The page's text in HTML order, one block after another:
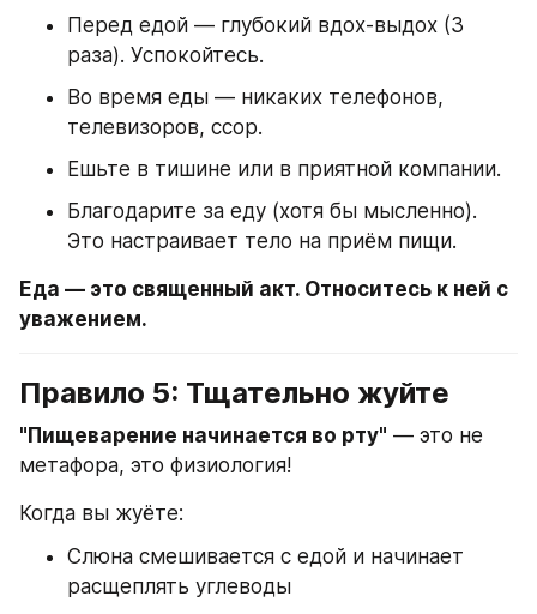
Перед едой — глубокий вдох-выдох (3
раза). Успокойтесь.
Во время еды — никаких телефонов,
телевизоров, ссор.
Ешьте в тишине или в приятной компании.
Благодарите за еду (хотя бы мысленно).
Это настраивает тело на приём пищи.
Еда — это священный акт. Относитесь к ней с
уважением.
Правило 5: Тщательно жуйте
"Пищеварение начинается во рту" — это не
метафора, это физиология!
Когда вы жуёте:
Слюна смешивается с едой и начинает
расщеплять углеводы